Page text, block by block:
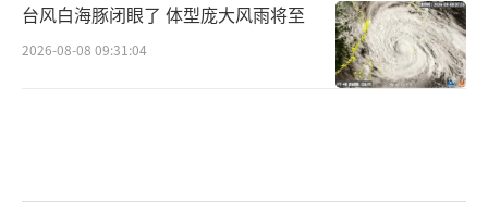
台风白海豚闭眼了 体型庞大风雨将至
2026-08-08 09:31:04